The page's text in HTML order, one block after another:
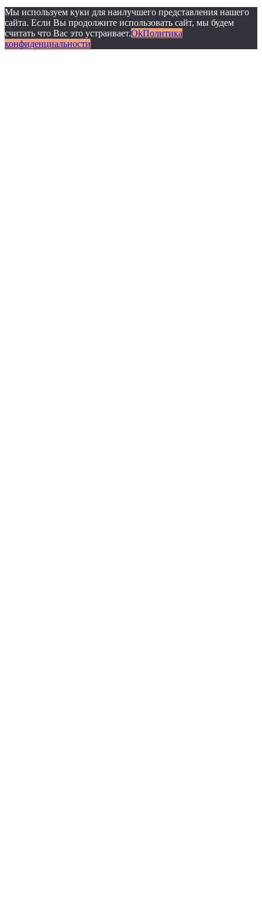
Мы используем куки для наилучшего представления нашего
сайта. Если Вы продолжите использовать сайт, мы будем
считать что Вас это устраивает.OkПолитика
конфиденциальности